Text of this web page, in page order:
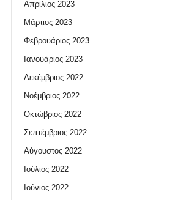
Απρίλιος 2023
Μάρτιος 2023
Φεβρουάριος 2023
Ιανουάριος 2023
Δεκέμβριος 2022
Νοέμβριος 2022
Οκτώβριος 2022
Σεπτέμβριος 2022
Αύγουστος 2022
Ιούλιος 2022
Ιούνιος 2022